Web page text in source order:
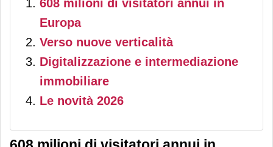
608 milioni di visitatori annui in
Europa
Verso nuove verticalità
Digitalizzazione e intermediazione
immobiliare
Le novità 2026